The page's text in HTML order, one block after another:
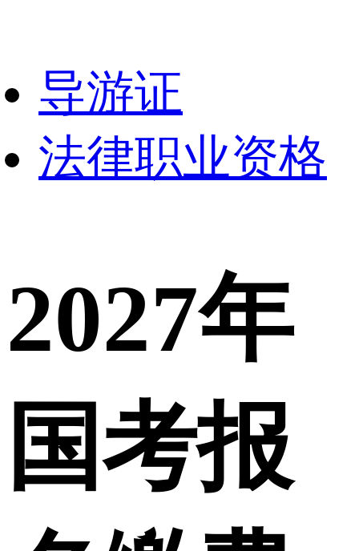
导游证
法律职业资格
2027年
国考报